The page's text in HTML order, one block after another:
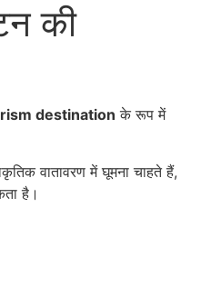
की
destination के रूप में
वातावरण में घूमना चाहते हैं,
है।